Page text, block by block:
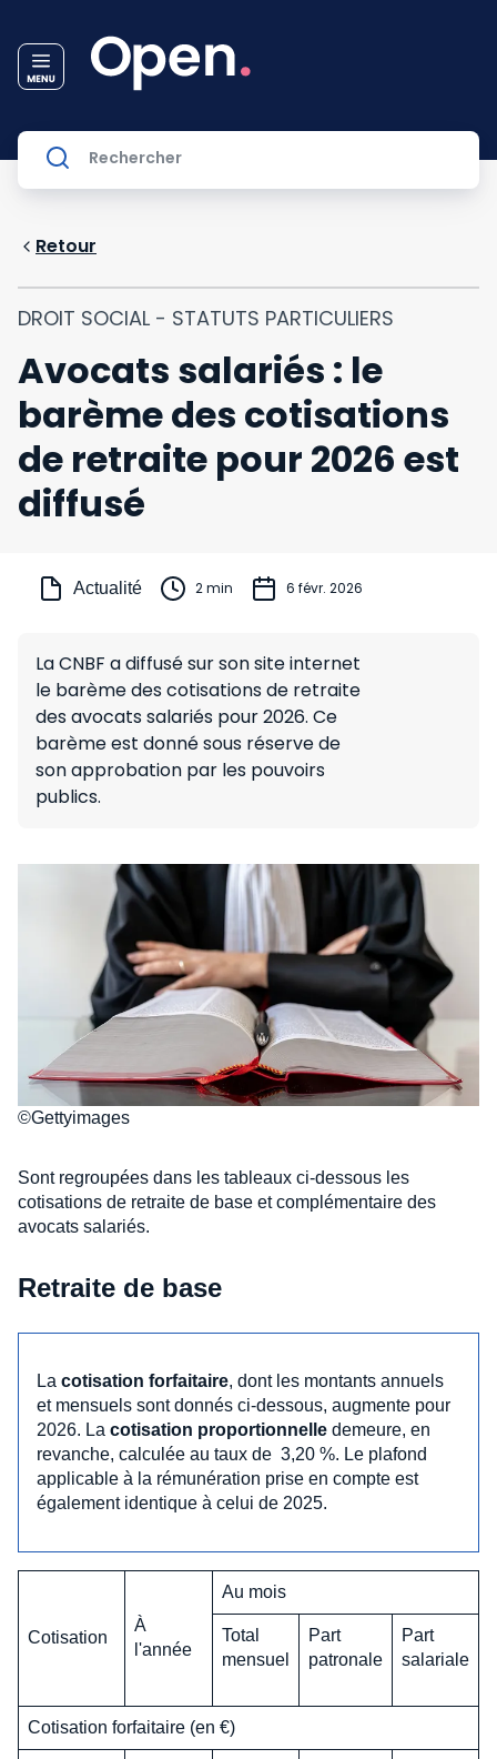
Retour
DROIT SOCIAL - STATUTS PARTICULIERS
Avocats salariés : le
barème des cotisations
de retraite pour 2026 est
diffusé
Actualité 2 min 6 févr. 2026
La CNBF a diffusé sur son site internet
le barème des cotisations de retraite
des avocats salariés pour 2026. Ce
barème est donné sous réserve de
son approbation par les pouvoirs
publics.
©Gettyimages
Sont regroupées dans les tableaux ci-dessous les
cotisations de retraite de base et complémentaire des
avocats salariés.
Retraite de base
La cotisation forfaitaire, dont les montants annuels
et mensuels sont donnés ci-dessous, augmente pour
2026. La cotisation proportionnelle demeure, en
revanche, calculée au taux de 3,20 %. Le plafond
applicable à la rémunération prise en compte est
également identique à celui de 2025.
Cotisation
À
l'année
Au mois
Total
mensuel
Part
patronale
Part
salariale
Cotisation forfaitaire (en €)